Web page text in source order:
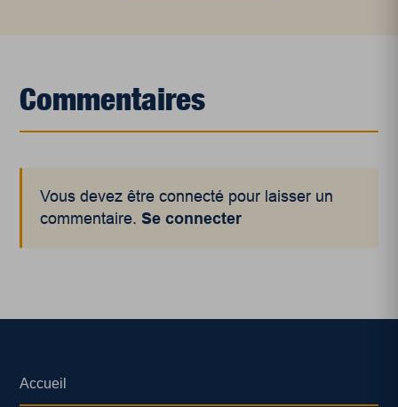
Commentaires
Vous devez être connecté pour laisser un
commentaire.Se connecter
Accueil